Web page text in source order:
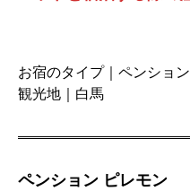
お宿のタイプ｜ペンション
観光地｜白馬
ペンション ピレモン